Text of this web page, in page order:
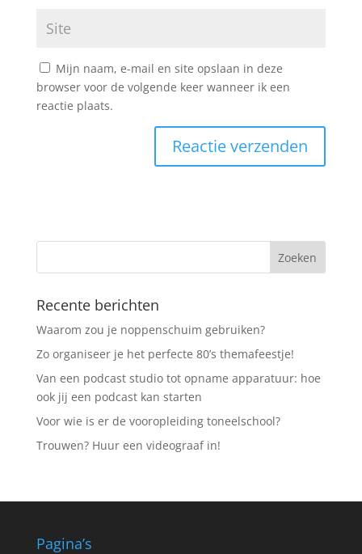
Mijn naam, e-mail en site opslaan in deze
browser voor de volgende keer wanneer ik een
reactie plaats.
Recente berichten
Waarom zou je noppenschuim gebruiken?
Zo organiseer je het perfecte 80’s themafeestje!
Van een podcast studio tot opname apparatuur: hoe
ook jij een podcast kan starten
Voor wie is er de vooropleiding toneelschool?
Trouwen? Huur een videograaf in!
Pagina’s